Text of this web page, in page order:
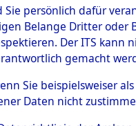
Sie persönlich dafür
Belange Dritter
Der ITS
gemacht
Sie beispielsweiser
Daten nicht